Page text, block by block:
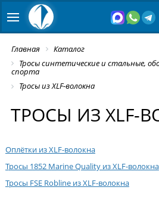
Главная
Каталог
Тросы синтетические и стальные,
спорта
Тросы из XLF-волокна
ТРОСЫ ИЗ XLF-
Оплётки из XLF-волокна
Тросы 1852 Marine Quality из XLF-волокна
Тросы FSE Robline из XLF-волокна